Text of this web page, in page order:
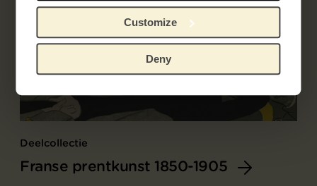
Customize
Deny
Deelcollectie
Franse prentkunst 1850-1905